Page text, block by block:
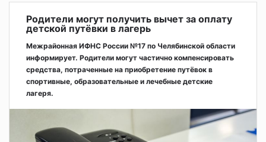
Родители могут получить вычет за оплату
детской путёвки в лагерь
Межрайонная ИФНС России №17 по Челябинской области
информирует. Родители могут частично компенсировать
средства, потраченные на приобретение путёвок в
спортивные, образовательные и лечебные детские
лагеря.